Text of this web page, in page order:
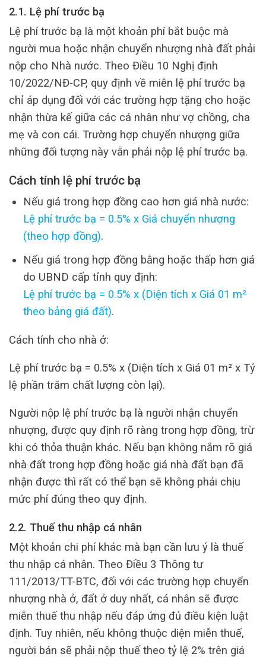
2.1. Lệ phí trước bạ
Lệ phí trước bạ là một khoản phí bắt buộc mà
người mua hoặc nhận chuyển nhượng nhà đất phải
nộp cho Nhà nước. Theo Điều 10 Nghị định
10/2022/NĐ-CP, quy định về miễn lệ phí trước bạ
chỉ áp dụng đối với các trường hợp tặng cho hoặc
nhận thừa kế giữa các cá nhân như vợ chồng, cha
mẹ và con cái. Trường hợp chuyển nhượng giữa
những đối tượng này vẫn phải nộp lệ phí trước bạ.
Cách tính lệ phí trước bạ
Nếu giá trong hợp đồng cao hơn giá nhà nước:
Lệ phí trước bạ = 0.5% x Giá chuyển nhượng
(theo hợp đồng).
Nếu giá trong hợp đồng bằng hoặc thấp hơn giá
do UBND cấp tỉnh quy định:
Lệ phí trước bạ = 0.5% x (Diện tích x Giá 01 m²
theo bảng giá đất).
Cách tính cho nhà ở:
Lệ phí trước bạ = 0.5% x (Diện tích x Giá 01 m² x Tỷ
lệ phần trăm chất lượng còn lại).
Người nộp lệ phí trước bạ là người nhận chuyển
nhượng, được quy định rõ ràng trong hợp đồng, trừ
khi có thỏa thuận khác. Nếu bạn không nắm rõ giá
nhà đất trong hợp đồng hoặc giá nhà đất bạn đã
nhận được thì rất có thể bạn sẽ không phải chịu
mức phí đúng theo quy định.
2.2. Thuế thu nhập cá nhân
Một khoản chi phí khác mà bạn cần lưu ý là thuế
thu nhập cá nhân. Theo Điều 3 Thông tư
111/2013/TT-BTC, đối với các trường hợp chuyển
nhượng nhà ở, đất ở duy nhất, cá nhân sẽ được
miễn thuế thu nhập nếu đáp ứng đủ điều kiện luật
định. Tuy nhiên, nếu không thuộc diện miễn thuế,
người bán sẽ phải nộp thuế theo tỷ lệ 2% trên giá